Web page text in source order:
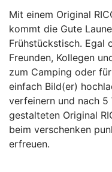
Mit einem Original
kommt die Gute
Frühstückstisch. Egal
Freunden, Kollegen
zum Camping oder
einfach Bild(er)
verfeinern und nach
gestalteten Original
beim verschenken
erfreuen.